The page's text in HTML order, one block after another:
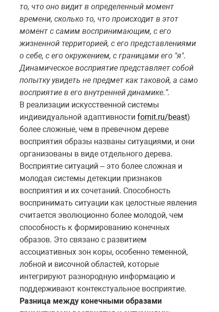
то, что оно видит в определенный момент
времени, сколько то, что происходит в этот
момент с самим воспринимающим, с его
жизненной территорией, с его представлениями
о себе, с его окружением, с границами его "я".
Динамическое восприятие представляет собой
попытку увидеть не предмет как таковой, а само
восприятие в его внутренней динамике.”.
В реализации искусственной системы
индивидуальной адаптивности fornit.ru/beast)
более сложные, чем в превечном дереве
восприятия образы названы ситуациями, и они
организованы в виде отдельного дерева.
Восприятие ситуаций – это более сложная и
молодая системы детекции признаков
восприятия и их сочетаний. Способность
воспринимать ситуации как целостные явления
считается эволюционно более молодой, чем
способность к формированию конечных
образов. Это связано с развитием
ассоциативных зон коры, особенно теменной,
лобной и височной областей, которые
интегрируют разнородную информацию и
поддерживают контекстуальное восприятие.
Разница между конечными образами